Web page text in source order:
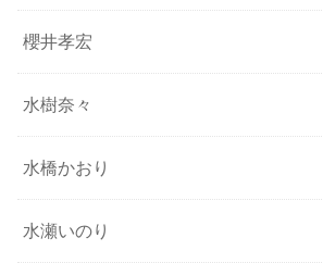
櫻井孝宏
水樹奈々
水橋かおり
水瀬いのり